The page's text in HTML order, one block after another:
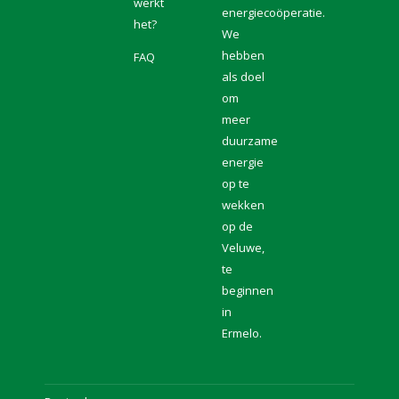
het?
FAQ
energiecoöperatie.
We
hebben
als doel
om
meer
duurzame
energie
op te
wekken
op de
Veluwe,
te
beginnen
in
Ermelo.